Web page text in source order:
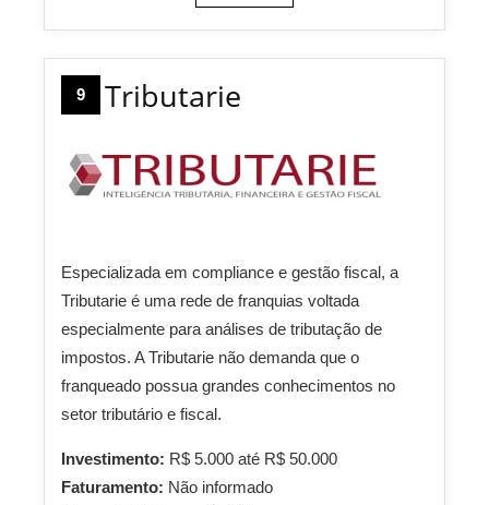
9 Tributarie
Especializada em compliance e gestão fiscal, a
Tributarie é uma rede de franquias voltada
especialmente para análises de tributação de
impostos. A Tributarie não demanda que o
franqueado possua grandes conhecimentos no
setor tributário e fiscal.
Investimento: R$ 5.000 até R$ 50.000
Faturamento: Não informado